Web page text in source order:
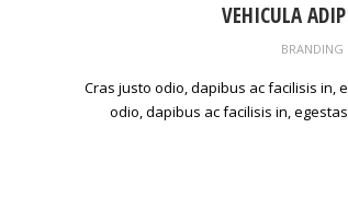
VEHICULA
BRANDING
Cras justo odio, dapibus ac facilisis in,
odio, dapibus ac facilisis in,